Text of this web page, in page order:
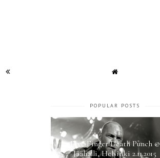
POPULAR POSTS
Five Finger Death Punch @
Jäähalli, Helsinki 2.11.2015